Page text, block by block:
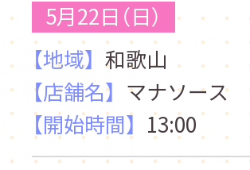
5月22日（日）
【地域】 和歌山
【店舗名】 マナソース
【開始時間】 13:00